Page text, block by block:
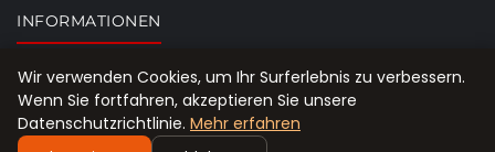
INFORMATIONEN
Seitenübersicht
Wir verwenden Cookies, um Ihr Surferlebnis zu verbessern.
Wenn Sie fortfahren, akzeptieren Sie unsere
Datenschutzrichtlinie. Mehr erfahren